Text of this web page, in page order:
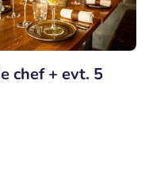
chef + evt. 5